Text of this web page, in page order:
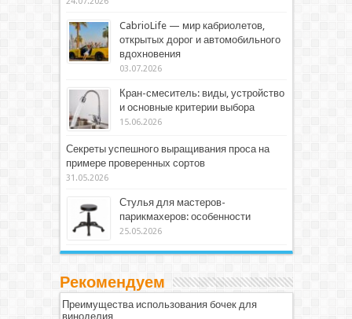
CabrioLife — мир кабриолетов,
открытых дорог и автомобильного
вдохновения
03.07.2026
Кран-смеситель: виды, устройство
и основные критерии выбора
15.06.2026
Секреты успешного выращивания проса на
примере проверенных сортов
31.05.2026
Стулья для мастеров-
парикмахеров: особенности
25.05.2026
Рекомендуем
Преимущества использования бочек для
виноделия